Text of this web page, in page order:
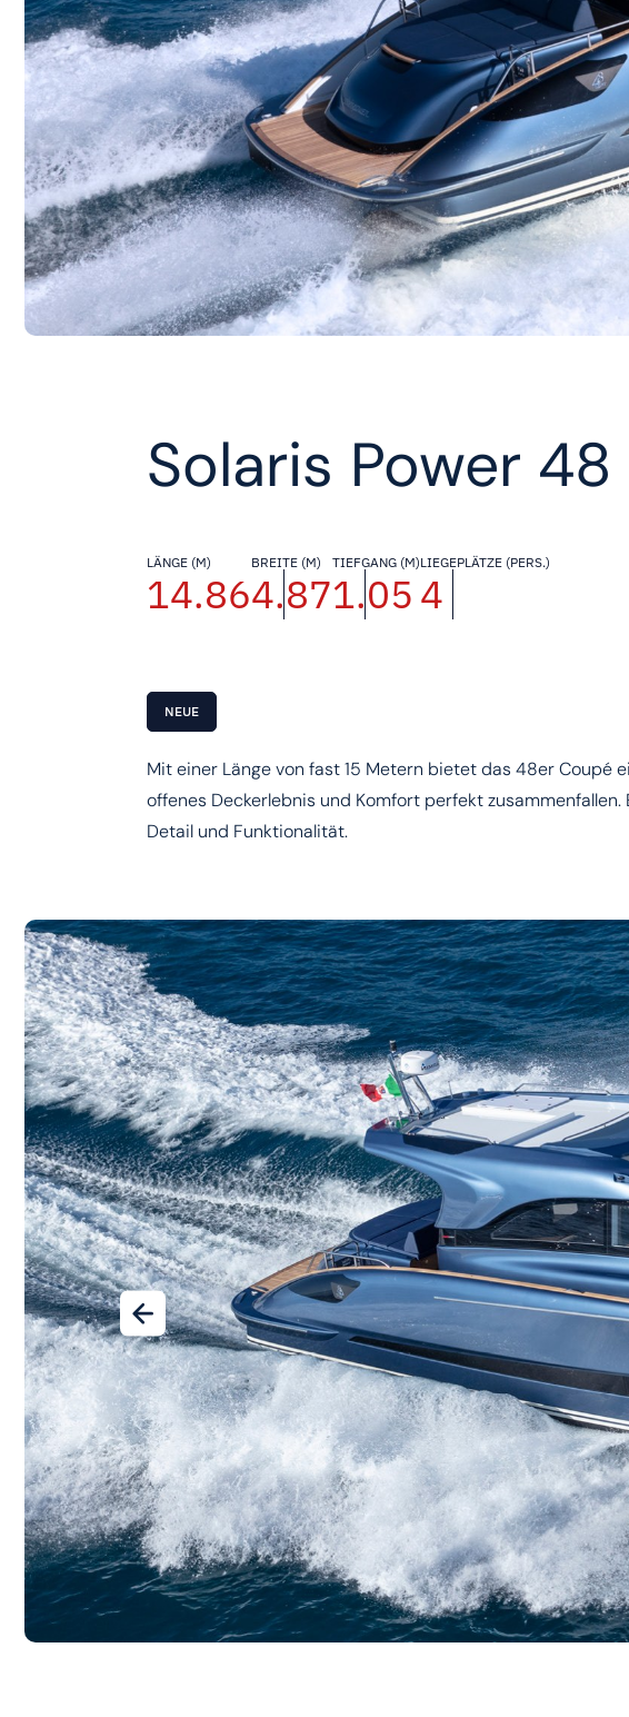
Solaris Power
LÄNGE (M)
14.86
BREITE (M)
4.87
TIEFGANG (M)
1.05
LIEGEPLÄTZE (PERS.)
4
NEUE
Mit einer Länge von fast 15 Metern bietet das 48er Coupé
offenes Deckerlebnis und Komfort perfekt
Detail und Funktionalität.